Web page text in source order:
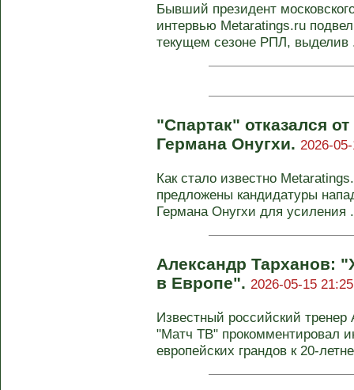
Бывший президент
интервью Metaratings.ru
текущем сезоне РПЛ, выделив
"Спартак" отказался
Германа Онугхи. 2026-
Как стало известно
предложены кандидатуры
Германа Онугхи для усиления
Александр Тарханов:
в Европе". 2026-05-15
Известный российский
"Матч ТВ" прокомментировал
европейских грандов к 20-